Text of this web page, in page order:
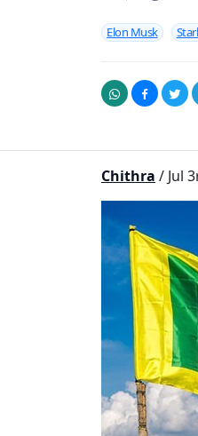
Elon Musk
Chithra / Jul